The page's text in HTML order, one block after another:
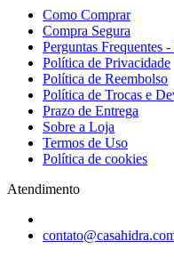
Como Comprar
Compra Segura
Perguntas Frequentes
Política de Privacidade
Política de Reembolso
Política de Trocas e
Prazo de Entrega
Sobre a Loja
Termos de Uso
Política de cookies
Atendimento